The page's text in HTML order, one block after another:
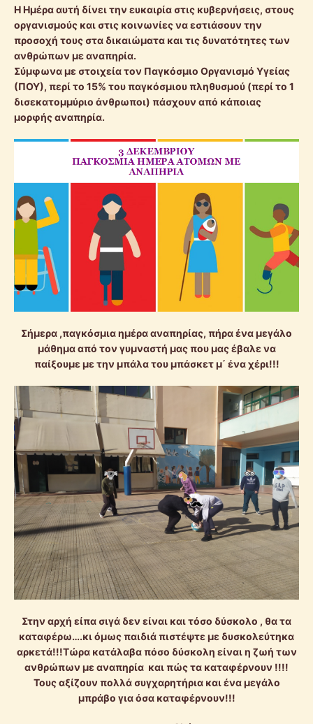
Η Ημέρα αυτή δίνει την ευκαιρία στις κυβερνήσεις, στους
οργανισμούς και στις κοινωνίες να εστιάσουν την
προσοχή τους στα δικαιώματα και τις δυνατότητες των
ανθρώπων με αναπηρία.
Σύμφωνα με στοιχεία τον Παγκόσμιο Οργανισμό Υγείας
(ΠΟΥ), περί το 15% του παγκόσμιου πληθυσμού (περί το 1
δισεκατομμύριο άνθρωποι) πάσχουν από κάποιας
μορφής αναπηρία.
Σήμερα ,παγκόσμια ημέρα αναπηρίας, πήρα ένα μεγάλο
μάθημα από τον γυμναστή μας που μας έβαλε να
παίξουμε με την μπάλα του μπάσκετ μ΄ ένα χέρι!!!
Στην αρχή είπα σιγά δεν είναι και τόσο δύσκολο , θα τα
καταφέρω….κι όμως παιδιά πιστέψτε με δυσκολεύτηκα
αρκετά!!!Τώρα κατάλαβα πόσο δύσκολη είναι η ζωή των
ανθρώπων με αναπηρία και πώς τα καταφέρνουν !!!!
Τους αξίζουν πολλά συγχαρητήρια και ένα μεγάλο
μπράβο για όσα καταφέρνουν!!!